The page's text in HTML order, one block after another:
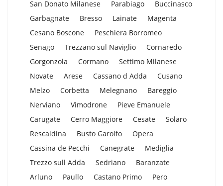
San Donato Milanese
Parabiago
Buccinasco
Garbagnate
Bresso Lainate
Magenta
Cesano Boscone
Peschiera Borromeo
Senago
Trezzano sul Naviglio
Cornaredo
Gorgonzola
Cormano
Settimo Milanese
Novate
Arese Cassano d Adda
Cusano
Melzo
Corbetta Melegnano
Bareggio
Nerviano
Vimodrone
Pieve Emanuele
Carugate
Cerro Maggiore Cesate
Solaro
Rescaldina
Busto Garolfo
Opera
Cassina de Pecchi
Canegrate
Mediglia
Trezzo sull Adda
Sedriano
Baranzate
Arluno
Paullo Castano Primo
Pero